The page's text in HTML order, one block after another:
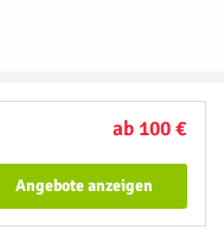
ab 100 €
Angebote anzeigen